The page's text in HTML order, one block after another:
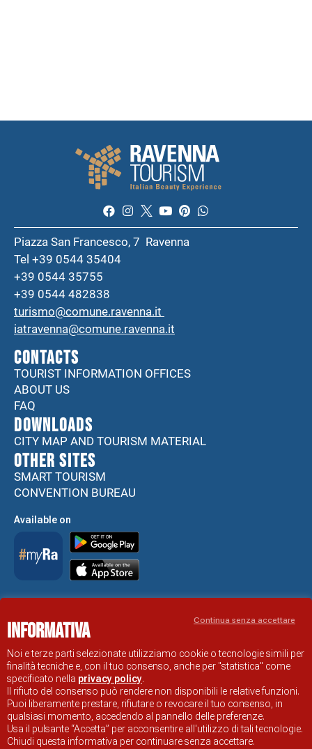
Piazza San Francesco, 7 Ravenna
Tel +39 0544 35404
+39 0544 35755
+39 0544 482838
turismo@comune.ravenna.it
iatravenna@comune.ravenna.it
CONTACTS
TOURIST INFORMATION OFFICES
ABOUT US
FAQ
DOWNLOADS
CITY MAP AND TOURISM MATERIAL
Other sites
SMART TOURISM
CONVENTION BUREAU
Available on
RAVENNA TOURIST INFORMATION OFFICIAL SITE
Informativa
Noi e terze parti selezionate utilizziamo cookie o tecnologie simili per
finalità tecniche e, con il tuo consenso, anche per "statistica" come
specificato nella privacy policy.
Il rifiuto del consenso può rendere non disponibili le relative funzioni.
Puoi liberamente prestare, rifiutare o revocare il tuo consenso, in
qualsiasi momento, accedendo al pannello delle preferenze.
Usa il pulsante “Accetta” per acconsentire all'utilizzo di tali tecnologie.
Chiudi questa informativa per continuare senza accettare.
Continua senza accettare